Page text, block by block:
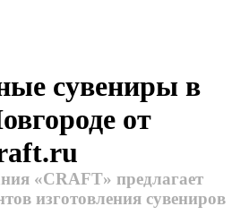
сувениры в
от
«CRAFT» предлагает
изготовления сувениров